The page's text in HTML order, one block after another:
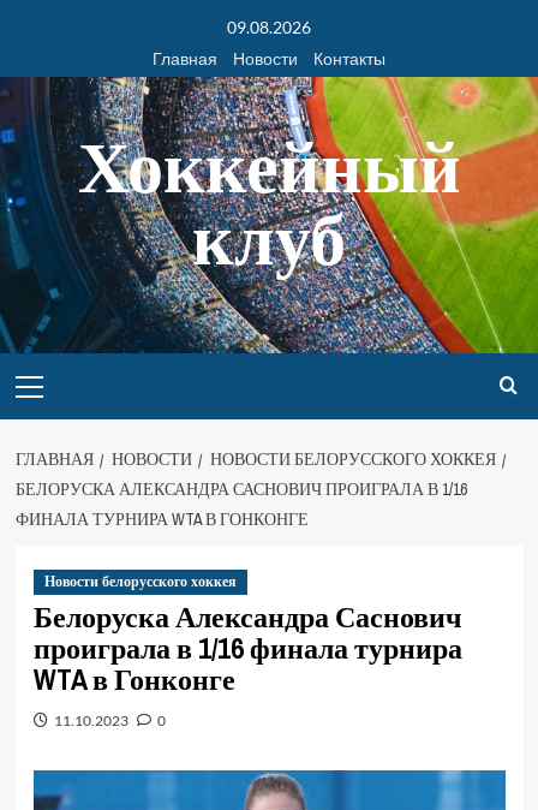
09.08.2026
Главная
Новости Контакты
Хоккейный
клуб
ГЛАВНАЯ НОВОСТИ
НОВОСТИ БЕЛОРУССКОГО ХОККЕЯ
БЕЛОРУСКА АЛЕКСАНДРА САСНОВИЧ ПРОИГРАЛА В 1/16
ФИНАЛА ТУРНИРА WTA В ГОНКОНГЕ
Новости белорусского хоккея
Белоруска Александра Саснович
проиграла в 1/16 финала турнира
WTA в Гонконге
11.10.2023 0